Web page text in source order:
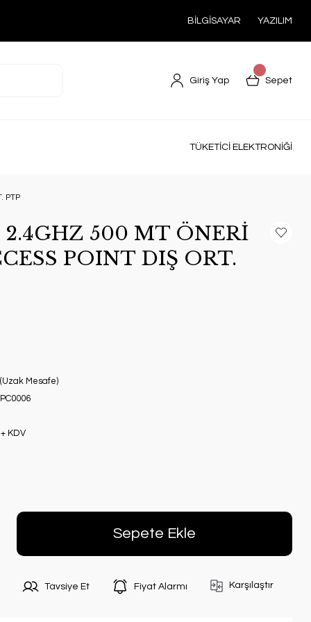
BİLGİSAYAR YAZILIM
Giriş Yap Sepet
TÜKETİCİ ELEKTRONİĞİ
PTP
2.4GHZ 500 MT ÖNERİ
POINT DIŞ ORT.
Mesafe)
KDV
Sepete Ekle
Tavsiye Et Fiyat Alarmı Karşılaştır